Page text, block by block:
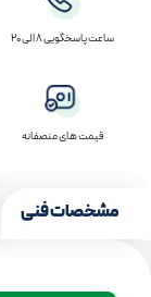
ساعت پاسخگویی 8 الی 20
قیمت های منصفانه
مشخصات فنی